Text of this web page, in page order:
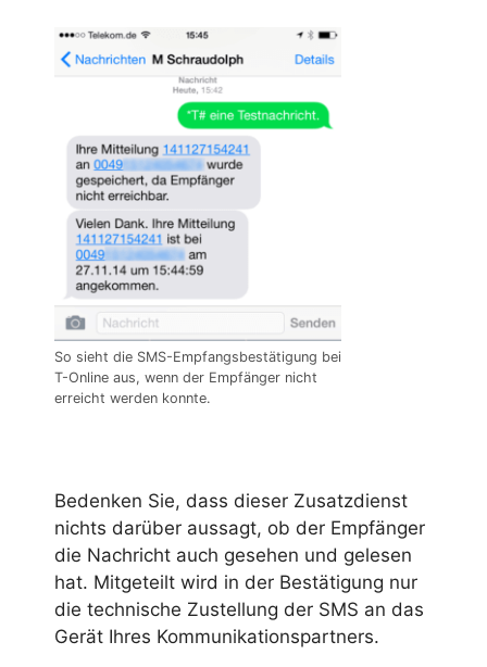
So sieht die SMS-Empfangsbestätigung bei
T-Online aus, wenn der Empfänger nicht
erreicht werden konnte.
Bedenken Sie, dass dieser Zusatzdienst
nichts darüber aussagt, ob der Empfänger
die Nachricht auch gesehen und gelesen
hat. Mitgeteilt wird in der Bestätigung nur
die technische Zustellung der SMS an das
Gerät Ihres Kommunikationspartners.